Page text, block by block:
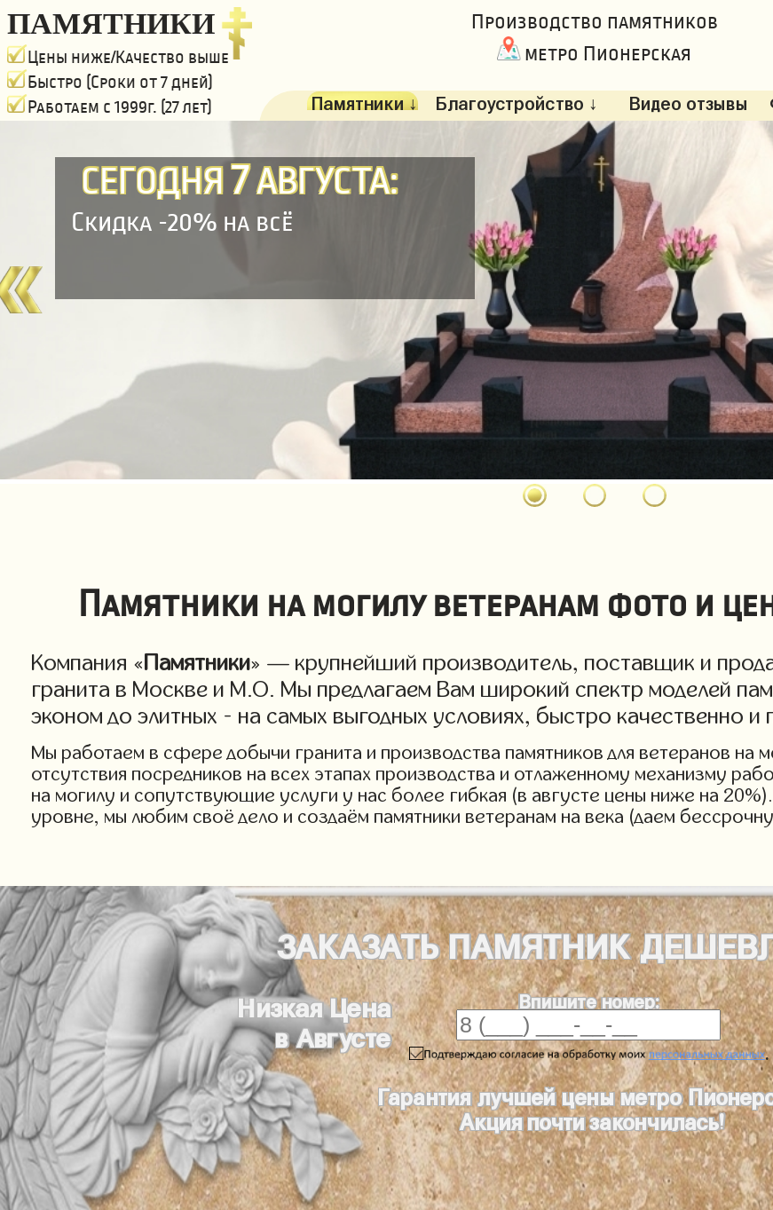
ПАМЯТНИКИ
Цены ниже/Качество выше
Быстро (Сроки от 7 дней)
Работаем с 1999г. (27 лет)
Производство памятников
метро Пионерская
Памятники ↓ Благоустройство ↓ Видео отзывы
СЕГОДНЯ7АВГУСТА:
Скидка -20% на всё
Памятники на могилу ветеранам фото и
Компания « Памятники» — крупнейший производитель, поставщик и
гранита в Москве и М.О. Мы предлагаем Вам широкий спектр моделей
эконом до элитных - на самых выгодных условиях, быстро качественно
Мы работаем в сфере добычи гранита и производства памятников для ветеранов на
отсутствия посредников на всех этапах производства и отлаженному механизму
на могилу и сопутствующие услуги у нас более гибкая (в августе цены ниже на
уровне, мы любим своё дело и создаём памятники ветеранам на века (даем
ЗАКАЗАТЬПАМЯТНИК
Низкая Цена
в Августе
Впишите номер:
.
Гарантия лучшей цены метро
Акция почти закончилась!